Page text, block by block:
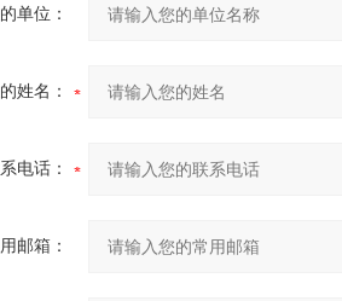
单位：
姓名：
电话：
邮箱：